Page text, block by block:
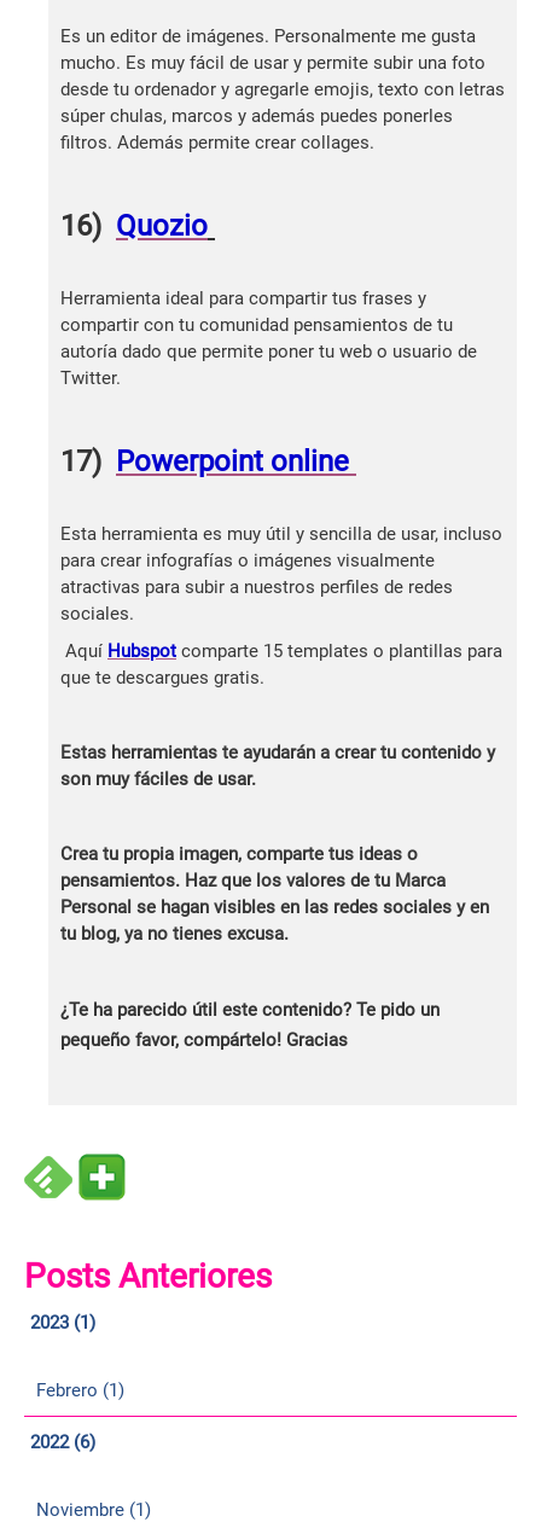
Es un editor de imágenes. Personalmente me gusta
mucho. Es muy fácil de usar y permite subir una foto
desde tu ordenador y agregarle emojis, texto con letras
súper chulas, marcos y además puedes ponerles
filtros. Además permite crear collages.
16) Quozio
Herramienta ideal para compartir tus frases y
compartir con tu comunidad pensamientos de tu
autoría dado que permite poner tu web o usuario de
Twitter.
17) Powerpoint online
Esta herramienta es muy útil y sencilla de usar, incluso
para crear infografías o imágenes visualmente
atractivas para subir a nuestros perfiles de redes
sociales.
Aquí Hubspot comparte 15 templates o plantillas para
que te descargues gratis.
Estas herramientas te ayudarán a crear tu contenido y
son muy fáciles de usar.
Crea tu propia imagen, comparte tus ideas o
pensamientos. Haz que los valores de tu Marca
Personal se hagan visibles en las redes sociales y en
tu blog, ya no tienes excusa.
¿Te ha parecido útil este contenido? Te pido un
pequeño favor, compártelo! Gracias
Posts Anteriores
2023 (1)
Febrero (1)
2022 (6)
Noviembre (1)